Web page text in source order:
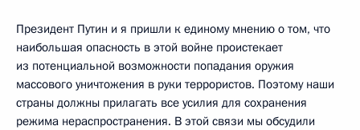
Президент Путин и я пришли к единому мнению о том, что
наибольшая опасность в этой войне проистекает
из потенциальной возможности попадания оружия
массового уничтожения в руки террористов. Поэтому наши
страны должны прилагать все усилия для сохранения
режима нераспространения. В этой связи мы обсудили